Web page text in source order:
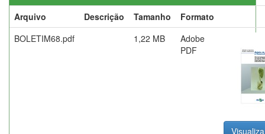
Arquivo
Descrição Tamanho
Formato
BOLETIM68.pdf
1,22 MB
Adobe
PDF